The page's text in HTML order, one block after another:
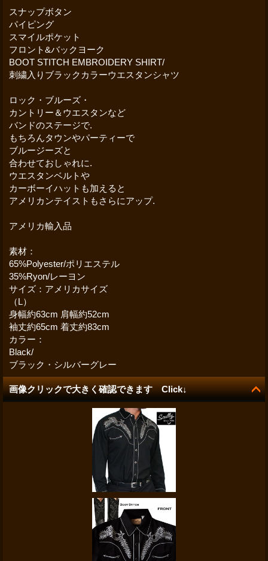
スナップボタン
パイピング
スマイルポケット
フロント&バックヨーク
BOOT STITCH EMBROIDERY SHIRT/
刺繍入りブラックカラーウエスタンシャツ
ロック・ブルーズ・
カントリー＆ウエスタンなど
バンドのステージで.
もちろんタウンやパーティーで
ブルージーズと
合わせておしゃれに.
ウエスタンベルトや
カーボーイハットも加えると
アメリカンテイストもさらにアップ.
アメリカ輸入品
素材：
65%Polyester/ポリエステル
35%Ryon/レーヨン
サイズ：アメリカサイズ
（L）
身幅約63cm 肩幅約52cm
袖丈約65cm 着丈約83cm
カラー：
Black/
ブラック・シルバーグレー
画像クリックで大きく確認できます Click↓